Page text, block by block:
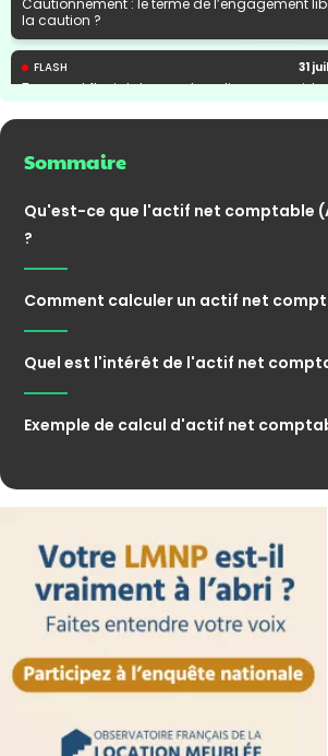
Cautionnement : le terme de l’engagement
la caution ?
FLASH 31
Transport fluvial de marchandises : une aide
financière bienvenue
Sommaire
Qu'est-ce que l'actif net comptable
?
Comment calculer un actif net
Quel est l'intérêt de l'actif net
Exemple de calcul d'actif net